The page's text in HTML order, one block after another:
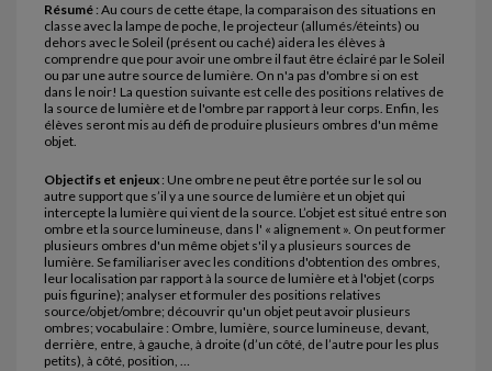
Résumé : Au cours de cette étape, la comparaison des situations en
classe avec la lampe de poche, le projecteur (allumés/éteints) ou
dehors avec le Soleil (présent ou caché) aidera les élèves à
comprendre que pour avoir une ombre il faut être éclairé par le Soleil
ou par une autre source de lumière. On n'a pas d'ombre si on est
dans le noir! La question suivante est celle des positions relatives de
la source de lumière et de l'ombre par rapport à leur corps. Enfin, les
élèves seront mis au défi de produire plusieurs ombres d'un même
objet.
Objectifs et enjeux : Une ombre ne peut être portée sur le sol ou
autre support que s’il y a une source de lumière et un objet qui
intercepte la lumière qui vient de la source. L’objet est situé entre son
ombre et la source lumineuse, dans l' « alignement ». On peut former
plusieurs ombres d'un même objet s'il y a plusieurs sources de
lumière. Se familiariser avec les conditions d'obtention des ombres,
leur localisation par rapport à la source de lumière et à l'objet (corps
puis figurine); analyser et formuler des positions relatives
source/objet/ombre; découvrir qu'un objet peut avoir plusieurs
ombres; vocabulaire : Ombre, lumière, source lumineuse, devant,
derrière, entre, à gauche, à droite (d’un côté, de l’autre pour les plus
petits), à côté, position, …